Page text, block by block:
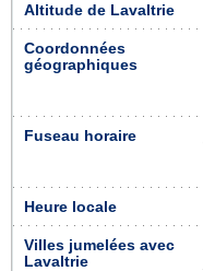
Altitude de Lavaltrie
Coordonnées
géographiques
Fuseau horaire
Heure locale
Villes jumelées avec
Lavaltrie